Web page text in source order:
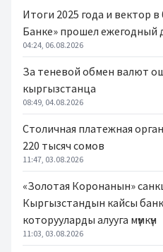
Итоги 2025 года и вектор
Банке» прошел ежегодный
04:24, 06.08.2026
За теневой обмен валют
кыргызстанца
08:49, 04.08.2026
Столичная платежная
220 тысяч сомов
11:47, 03.08.2026
«Золотая Коронанын»
Кыргызстандын кайсы
которууларды алууга мүмкүн
11:03, 03.08.2026